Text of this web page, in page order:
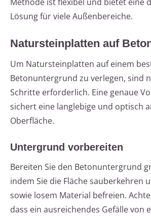
Lösung für viele Außenbereiche.
Natursteinplatten auf
Um Natursteinplatten auf einem
Betonuntergrund zu verlegen, sind
Schritte erforderlich. Eine genaue
sichert eine langlebige und optisch
Oberfläche.
Untergrund vorbereiten
Bereiten Sie den Betonuntergrund
indem Sie die Fläche sauberkehren
sowie losem Material befreien.
dass ein ausreichendes Gefälle von